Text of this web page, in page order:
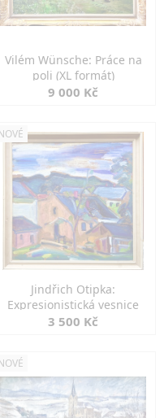
Vilém Wünsche: Práce na
poli (XL formát)
9 000 Kč
Jindřich Otipka:
Expresionistická vesnice
3 500 Kč